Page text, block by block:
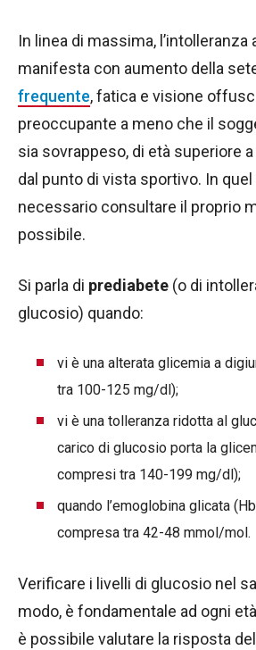
In linea di massima, l’intolleranza
manifesta con aumento della
frequente, fatica e visione
preoccupante a meno che il
sia sovrappeso, di età superiore
dal punto di vista sportivo. In quel
necessario consultare il proprio
possibile.
Si parla di prediabete (o di
glucosio) quando:
vi è una alterata glicemia a
tra 100-125 mg/dl);
vi è una tolleranza ridotta al
carico di glucosio porta la
compresi tra 140-199 mg/dl);
quando l’emoglobina glicata
compresa tra 42-48 mmol/mol.
Verificare i livelli di glucosio nel
modo, è fondamentale ad ogni
è possibile valutare la risposta